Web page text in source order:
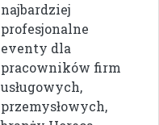
najbardziej
profesjonalne
eventy dla
pracowników firm
usługowych,
przemysłowych,